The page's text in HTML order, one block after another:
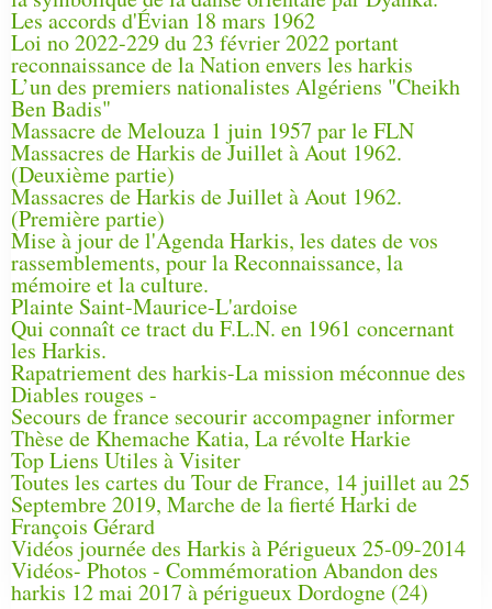
Les accords d'Évian 18 mars 1962
Loi no 2022-229 du 23 février 2022 portant
reconnaissance de la Nation envers les harkis
L’un des premiers nationalistes Algériens "Cheikh
Ben Badis"
Massacre de Melouza 1 juin 1957 par le FLN
Massacres de Harkis de Juillet à Aout 1962.
(Deuxième partie)
Massacres de Harkis de Juillet à Aout 1962.
(Première partie)
Mise à jour de l'Agenda Harkis, les dates de vos
rassemblements, pour la Reconnaissance, la
mémoire et la culture.
Plainte Saint-Maurice-L'ardoise
Qui connaît ce tract du F.L.N. en 1961 concernant
les Harkis.
Rapatriement des harkis-La mission méconnue des
Diables rouges -
Secours de france secourir accompagner informer
Thèse de Khemache Katia, La révolte Harkie
Top Liens Utiles à Visiter
Toutes les cartes du Tour de France, 14 juillet au 25
Septembre 2019, Marche de la fierté Harki de
François Gérard
Vidéos journée des Harkis à Périgueux 25-09-2014
Vidéos- Photos - Commémoration Abandon des
harkis 12 mai 2017 à périgueux Dordogne (24)